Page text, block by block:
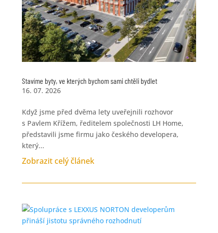
Stavíme byty, ve kterých bychom sami chtěli bydlet
16. 07. 2026
Když jsme před dvěma lety uveřejnili rozhovor
s Pavlem Křížem, ředitelem společnosti LH Home,
představili jsme firmu jako českého developera,
který...
Zobrazit celý článek